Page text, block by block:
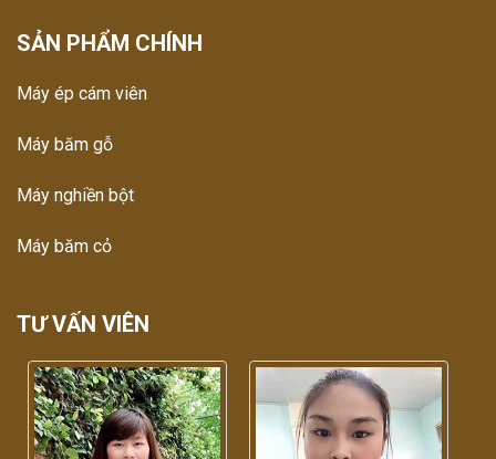
SẢN PHẨM CHÍNH
Máy ép cám viên
Máy băm gỗ
Máy nghiền bột
Máy băm cỏ
TƯ VẤN VIÊN